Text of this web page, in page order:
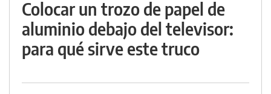
Colocar un trozo de papel de
aluminio debajo del televisor:
para qué sirve este truco